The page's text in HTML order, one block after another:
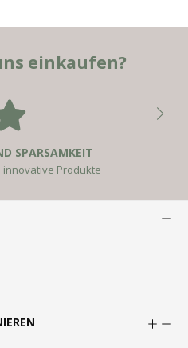
einkaufen?
SPARSAMKEIT
innovative Produkte